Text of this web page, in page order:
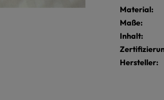
Material:
Maße:
Inhalt:
Hersteller: